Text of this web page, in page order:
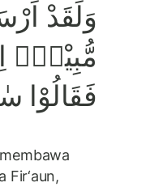
وَلَقَدْ
مُّبِيْنٍۙ
فَقَالُوْا